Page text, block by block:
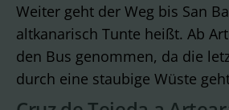
Weiter geht der Weg bis San
altkanarisch Tunte heißt. Ab
den Bus genommen, da die
durch eine staubige Wüste